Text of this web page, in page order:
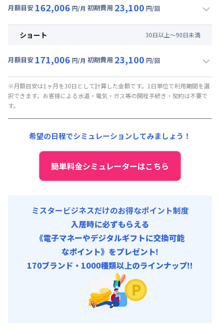
光熱費他 : 35,460円/月 (1,182円/日) (税抜)
月額目安 162,006 円/月 初期費用 23,100 円/回
月額賃料目安(30日利用)
光熱費他 : 35,460円/月 (1,182円/日) (税抜)
ショート 30日以上～90日未満
月額目安 171,006 円/月 初期費用 23,100 円/回
月額賃料目安(30日利用)
賃料 : 132,000円/月 (4,400円/日)
光熱費他 :
※月額目安は1ヶ月を30日として計算した金額です。1日単位で利用期間を選
択できます。お客様による水道・電気・ガス等の開栓手続き・契約は不要で
す。
希望の日程でシミュレーションしてみましょう！
簡単料金シミュレーターはこちら
ミスタービジネスだけのお得なポイント制度
入居時に必ずもらえる
《電子マネーやデジタルギフトに交換可能
なポイント》をプレゼント!
170ブランド・1000種類以上のラインナップ!!